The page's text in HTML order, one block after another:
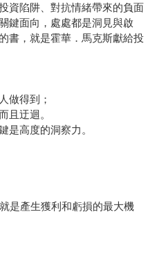
資陷阱、對抗情緒帶來的負面
面向，處處都是洞見與啟
書，就是霍華．馬克斯獻給投
做得到；
且迂迴。
是高度的洞察力。
是產生獲利和虧損的最大機